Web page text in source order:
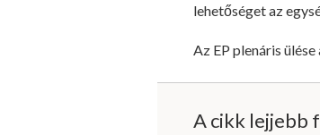
lehetőséget az
Az EP plenáris
A cikk lejjebb